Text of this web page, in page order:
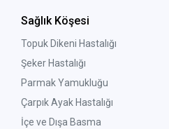
Sağlık Köşesi
Topuk Dikeni Hastalığı
Şeker Hastalığı
Parmak Yamukluğu
Çarpık Ayak Hastalığı
İçe ve Dışa Basma